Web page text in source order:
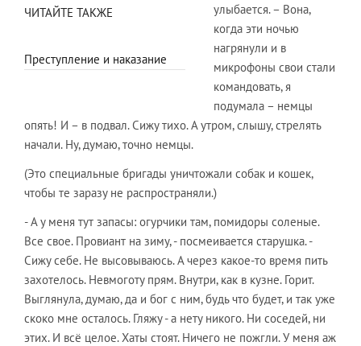
ЧИТАЙТЕ ТАКЖЕ
Преступление и наказание
улыбается. – Вона,
когда эти ночью
нагрянули и в
микрофоны свои стали
командовать, я
подумала – немцы
опять! И – в подвал. Сижу тихо. А утром, слышу, стрелять
начали. Ну, думаю, точно немцы.
(Это специальные бригады уничтожали собак и кошек,
чтобы те заразу не распространяли.)
- А у меня тут запасы: огурчики там, помидоры соленые.
Все свое. Провиант на зиму, - посмеивается старушка. -
Сижу себе. Не высовываюсь. А через какое-то время пить
захотелось. Невмоготу прям. Внутри, как в кузне. Горит.
Выглянула, думаю, да и бог с ним, будь что будет, и так уже
скоко мне осталось. Гляжу - а нету никого. Ни соседей, ни
этих. И всё целое. Хаты стоят. Ничего не пожгли. У меня аж